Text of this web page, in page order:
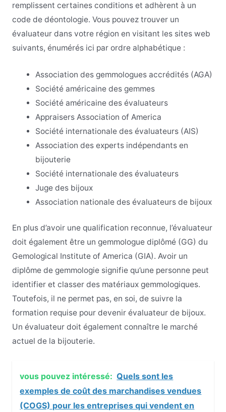
remplissent certaines conditions et adhèrent à un
code de déontologie. Vous pouvez trouver un
évaluateur dans votre région en visitant les sites web
suivants, énumérés ici par ordre alphabétique :
Association des gemmologues accrédités (AGA)
Société américaine des gemmes
Société américaine des évaluateurs
Appraisers Association of America
Société internationale des évaluateurs (AIS)
Association des experts indépendants en
bijouterie
Société internationale des évaluateurs
Juge des bijoux
Association nationale des évaluateurs de bijoux
En plus d’avoir une qualification reconnue, l’évaluateur
doit également être un gemmologue diplômé (GG) du
Gemological Institute of America (GIA). Avoir un
diplôme de gemmologie signifie qu’une personne peut
identifier et classer des matériaux gemmologiques.
Toutefois, il ne permet pas, en soi, de suivre la
formation requise pour devenir évaluateur de bijoux.
Un évaluateur doit également connaître le marché
actuel de la bijouterie.
vous pouvez intéressé: Quels sont les
exemples de coût des marchandises vendues
(COGS) pour les entreprises qui vendent en